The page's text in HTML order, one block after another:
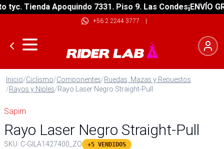
Tienda Apoquindo 7331. Piso 9. Las Condes¡ENVÍO
+56 2 2244 3777 |
Inicio/Ciclismo/Componentes/Ruedas, Mazas y Repuestos
/Rayos y Niples/Rayo Laser Negro Straight-Pull
Sapim
Rayo Laser Negro Straight-Pull
SKU: C-GILA1427400_ZO +5 VENDIDOS